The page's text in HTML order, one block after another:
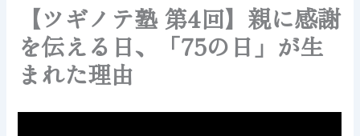
【ツギノテ塾 第4回】親に感謝
を伝える日、「75の日」が生
まれた理由